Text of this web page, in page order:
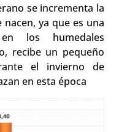
se incrementa la
ya que es una
los humedales
recibe un pequeño
el invierno de
en esta época